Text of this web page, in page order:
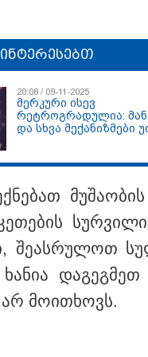
შეძლებენ
სასკოლო
20:08 / 09-11-2025
მერკური ისევ
რეტროგრადულია:
და სხვა მექანიზმები
რეკომენდაციები ანა
კე­თე­ბის
შე­ას­რუ­ლოთ
არ მო­ი­თხოვს.